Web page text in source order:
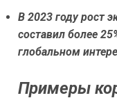
В 2023 году рост
составил более
глобальном
Примеры